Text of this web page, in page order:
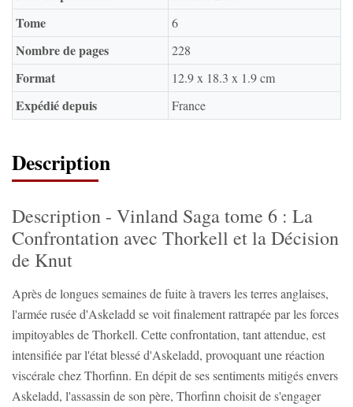
Tome 6
Nombre de pages 228
Format 12.9 x 18.3 x 1.9 cm
Expédié depuis France
Description
Description - Vinland Saga tome 6 : La
Confrontation avec Thorkell et la Décision
de Knut
Après de longues semaines de fuite à travers les terres anglaises,
l'armée rusée d'Askeladd se voit finalement rattrapée par les forces
impitoyables de Thorkell. Cette confrontation, tant attendue, est
intensifiée par l'état blessé d'Askeladd, provoquant une réaction
viscérale chez Thorfinn. En dépit de ses sentiments mitigés envers
Askeladd, l'assassin de son père, Thorfinn choisit de s'engager